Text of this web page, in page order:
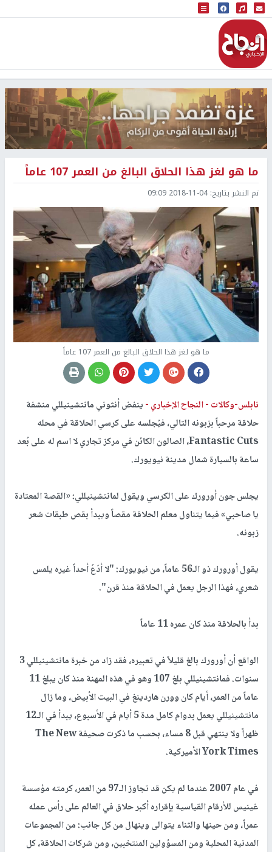
البث المباشر
إذاعة النجاح
ما هو لغز هذا الحلاق البالغ من العمر 107 عاماً
تم النشر بتاريخ:2018-11-04 09:09
ما هو لغز هذا الحلاق البالغ من العمر 107 عاماً
نابلس-وكالات -النجاح الإخباري -ينفض أنثوني مانتشينيللي منشفة
حلاقة مرحباً بزبونه التالي، فيُجلسه على كرسي الحلاقة في محله
Fantastic Cuts، الصالون الكائن في مركز تجاري لا اسم له على بُعد
ساعة بالسيارة شمال مدينة نيويورك.
يجلس جون أورورك على الكرسي ويقول لمانتشينيللي: «القصة المعتادة
يا صاحبي» فيما يتناول معلم الحلاقة مقصاً ويبدأ بقص طبقات شعر
زبونه.
يقول أورورك ذو الـ56 عاماً، من نيويورك: "لا أدَعُ أحداً غيره يلمس
شعري، فهذا الرجل يعمل في الحلاقة منذ قرن".
بدأ بالحلاقة منذ كان عمره 11 عاماً
الواقع أن أورورك بالغ قليلاً في تعبيره، فقد زاد من خبرة مانتشينيللي 3
سنوات. فمانتشينيللي بلغ 107 وهو في هذه المهنة منذ كان يبلغ 11
عاماً من العمر، أيام كان وورن هاردينغ في البيت الأبيض، وما زال
مانتشينيللي يعمل بدوام كامل مدة 5 أيام في الأسبوع، يبدأ في الـ12
ظهراً ولا ينتهي قبل 8 مساء، بحسب ما ذكرت صحيفة The New
York Times الأميركية.
في عام 2007 عندما لم يكن قد تجاوز الـ97 من العمر، كرمته مؤسسة
غينيس للأرقام القياسية بإقراره أكبر حلاق في العالم على رأس عمله
عمراً، ومن حينها والثناء يتوالى وينهال من كل جانب: من المجموعات
المدنية المحلية ومن المسؤولين المنتخبين، ومن شركات الحلاقة، كل